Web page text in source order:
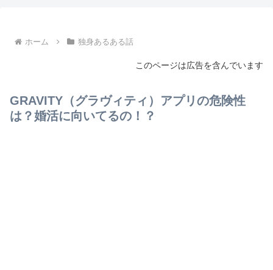
ホーム 独身あるある話
このページは広告を含んでいます
GRAVITY（グラヴィティ）アプリの危険性
は？婚活に向いてるの！？